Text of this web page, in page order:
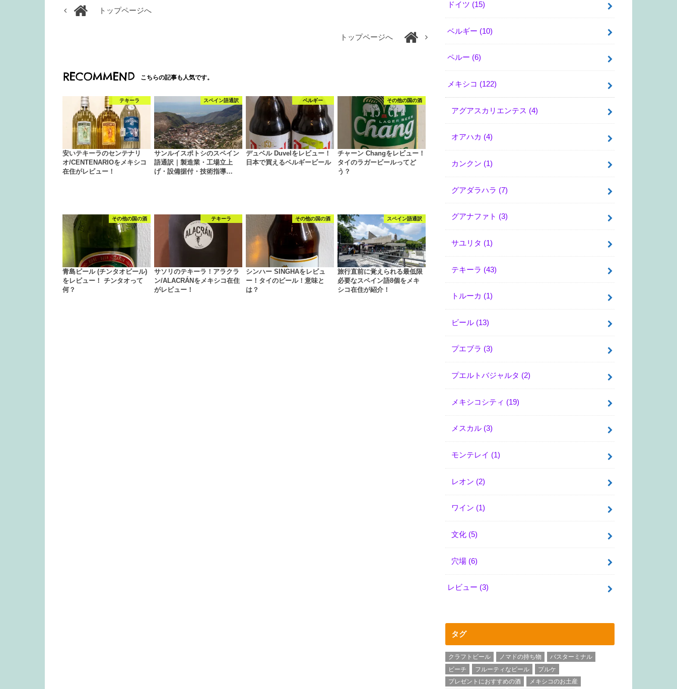
トップページへ
トップページへ
RECOMMEND こちらの記事も人気です。
テキーラ
安いテキーラのセンテナリ
オ/CENTENARIOをメキシコ
在住がレビュー！
スペイン語通訳
サンルイスポトシのスペイン
語通訳｜製造業・工場立上
げ・設備据付・技術指導…
ベルギー
デュベル Duvelをレビュー！
日本で買えるベルギービール
その他の国の酒
チャーン Changをレビュー！
タイのラガービールってど
う？
その他の国の酒
青島ビール (チンタオビール)
をレビュー！ チンタオって
何？
テキーラ
サソリのテキーラ！アラクラ
ン/ALACRÁNをメキシコ在住
がレビュー！
その他の国の酒
シンハー SINGHAをレビュ
ー！タイのビール！意味と
は？
スペイン語通訳
旅行直前に覚えられる最低限
必要なスペイン語8個をメキ
シコ在住が紹介！
ドイツ (15)
ベルギー (10)
ペルー (6)
メキシコ (122)
アグアスカリエンテス (4)
オアハカ (4)
カンクン (1)
グアダラハラ (7)
グアナファト (3)
サユリタ (1)
テキーラ (43)
トルーカ (1)
ビール (13)
プエブラ (3)
プエルトバジャルタ (2)
メキシコシティ (19)
メスカル (3)
モンテレイ (1)
レオン (2)
ワイン (1)
文化 (5)
穴場 (6)
レビュー (3)
タグ
クラフトビール ノマドの持ち物
バスターミナル
ビーチ
フルーティなビール
プルケ
プレゼントにおすすめの酒
メキシコのお土産